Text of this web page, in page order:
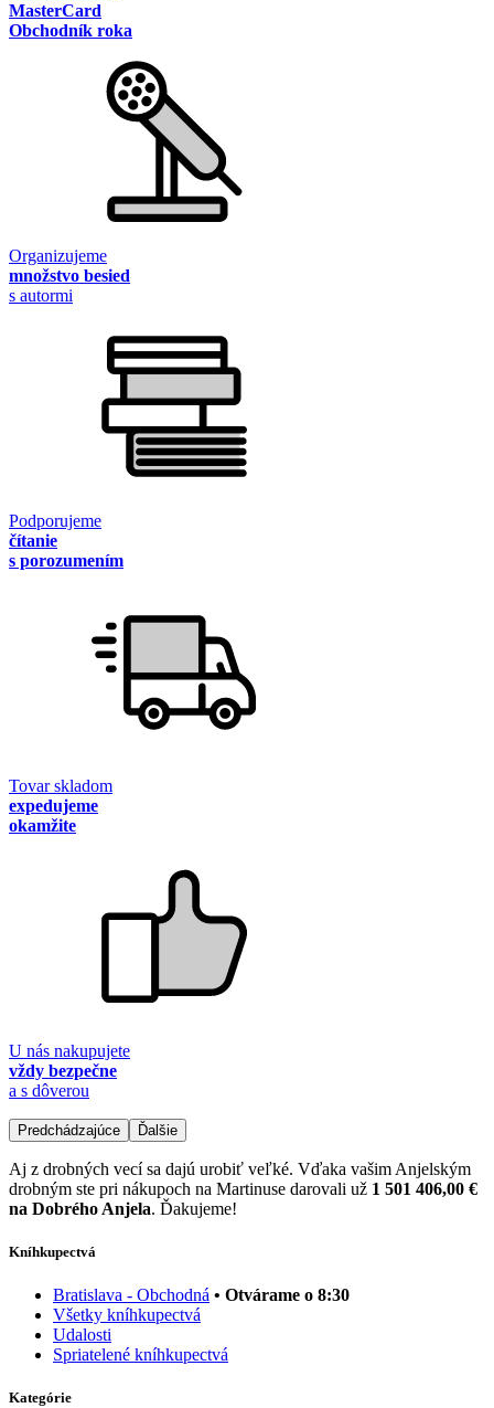
MasterCard
Obchodník roka
Organizujeme
množstvo besied
s autormi
Podporujeme
čítanie
s porozumením
Tovar skladom
expedujeme
okamžite
U nás nakupujete
vždy bezpečne
a s dôverou
Predchádzajúce Ďalšie
Aj z drobných vecí sa dajú urobiť veľké. Vďaka vašim Anjelským
drobným ste pri nákupoch na Martinuse darovali už 1 501 406,00 €
na Dobrého Anjela. Ďakujeme!
Kníhkupectvá
Bratislava - Obchodná • Otvárame o 8:30
Všetky kníhkupectvá
Udalosti
Spriatelené kníhkupectvá
Kategórie